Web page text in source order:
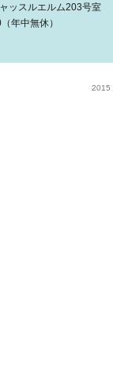
ッスルエルム203号室
年中無休）
2015